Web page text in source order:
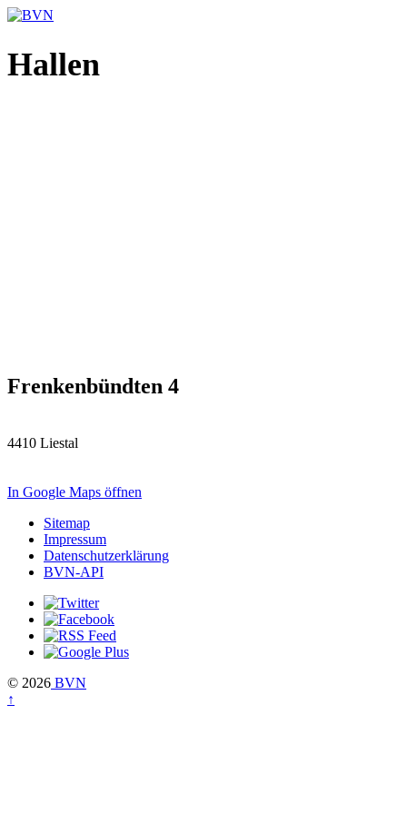
Hallen
Frenkenbündten 4
4410 Liestal
In Google Maps öffnen
Sitemap
Impressum
Datenschutzerklärung
BVN-API
© 2026 BVN
↑